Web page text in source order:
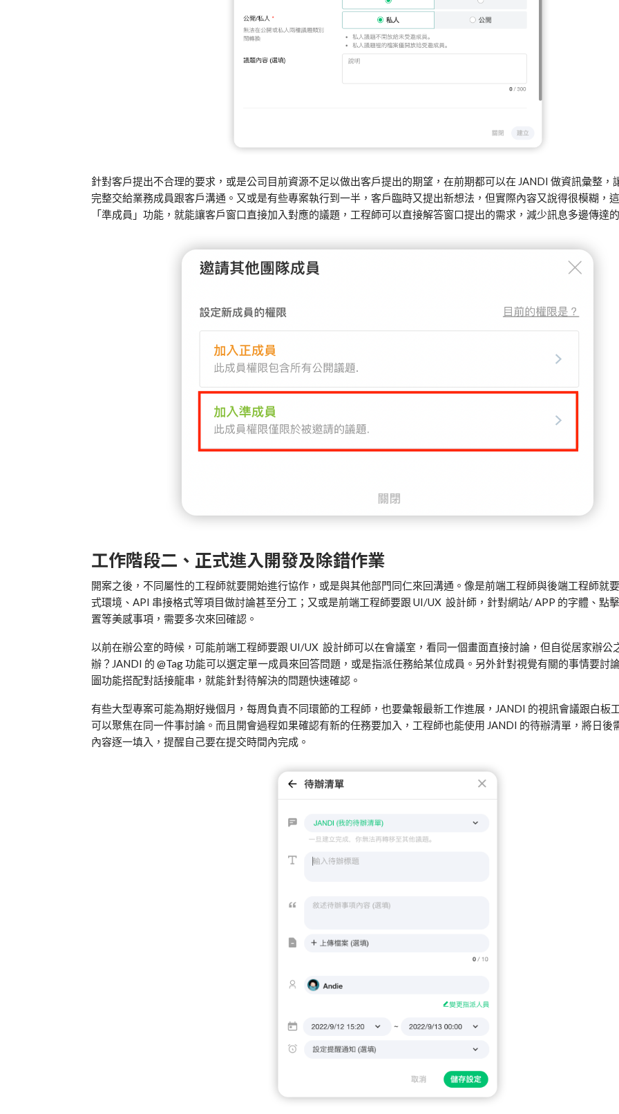
針對客戶提出不合理的要求，或是公司目前資源不足以做出客戶提出的期望，在前期都可以在 JANDI 做資訊彙整，
完整交給業務成員跟客戶溝通。又或是有些專案執行到一半，客戶臨時又提出新想法，但實際內容又說得很模糊，
「準成員」功能，就能讓客戶窗口直接加入對應的議題，工程師可以直接解答窗口提出的需求，減少訊息多邊傳達
工作階段二、正式進入開發及除錯作業
開案之後，不同屬性的工程師就要開始進行協作，或是與其他部門同仁來回溝通。像是前端工程師與後端工程師就
式環境、 API 串接格式等項目做討論甚至分工；又或是前端工程師要跟 UI/UX 設計師，針對網站/ APP 的字體、點
置等美感事項，需要多次來回確認。
以前在辦公室的時候，可能前端工程師要跟 UI/UX 設計師可以在會議室，看同一個畫面直接討論，但自從居家辦公
辦？ JANDI 的 @Tag功能可以選定單一成員來回答問題，或是指派任務給某位成員。另外針對視覺有關的事情要討論
圖功能搭配對話接龍串，就能針對待解決的問題快速確認。
有些大型專案可能為期好幾個月，每周負責不同環節的工程師，也要彙報最新工作進展， JANDI 的視訊會議跟白板
可以聚焦在同一件事討論。而且開會過程如果確認有新的任務要加入，工程師也能使用 JANDI 的待辦清單，將日後
內容逐一填入，提醒自己要在提交時間內完成。